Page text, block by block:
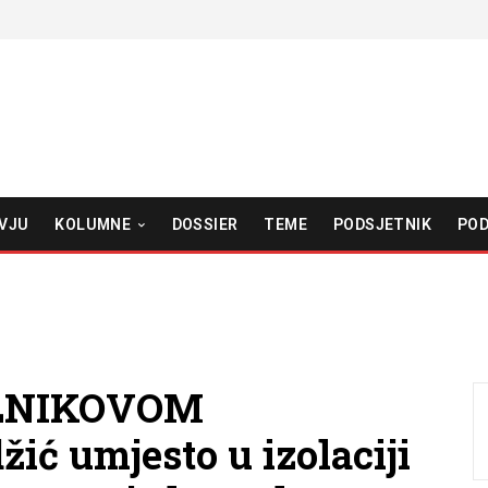
KOLUMNE DOSSIER TEME PODSJETNIK
umjesto u izolaciji